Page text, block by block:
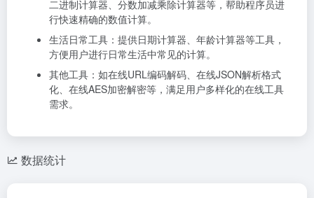
二进制计算器、分数加减乘除计算器等，帮助程序员进
行快速精确的数值计算。
生活日常工具：提供日期计算器、年龄计算器等工具，
方便用户进行日常生活中常见的计算。
其他工具：如在线URL编码解码、在线JSON解析格式
化、在线AES加密解密等，满足用户多样化的在线工具
需求。
数据统计